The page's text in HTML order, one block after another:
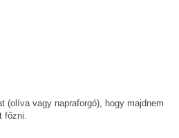
(olíva vagy napraforgó), hogy majdnem
főzni.